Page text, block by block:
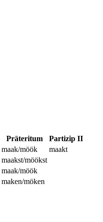
Präteritum
Partizip II
maak/möök
maakt
maakst/möökst
maak/möök
maken/möken